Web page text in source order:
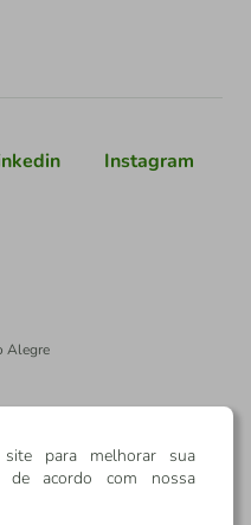
Instagram
Alegre
para melhorar sua
de acordo com nossa